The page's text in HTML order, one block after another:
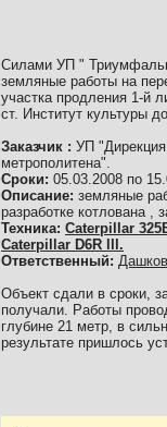
Силами УП "
земляные работы на
участка продления 1-й
ст. Институт культуры
Заказчик : УП "Дирекция
метрополитена".
Сроки: 05.03.2008 по
Описание: земляные
разработке котлована ,
Техника: Caterpillar
Caterpillar D6R lll.
Ответственный:
Объект сдали в сроки,
получали. Работы
глубине 21 метр, в
результате пришлось